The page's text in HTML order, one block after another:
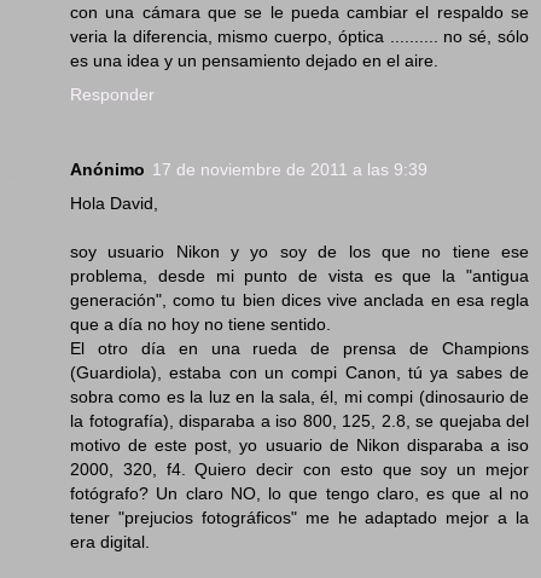
con una cámara que se le pueda cambiar el respaldo se
veria la diferencia, mismo cuerpo, óptica .......... no sé, sólo
es una idea y un pensamiento dejado en el aire.
Responder
Anónimo 17 de noviembre de 2011 a las 9:39
Hola David,
soy usuario Nikon y yo soy de los que no tiene ese
problema, desde mi punto de vista es que la "antigua
generación", como tu bien dices vive anclada en esa regla
que a día no hoy no tiene sentido.
El otro día en una rueda de prensa de Champions
(Guardiola), estaba con un compi Canon, tú ya sabes de
sobra como es la luz en la sala, él, mi compi (dinosaurio de
la fotografía), disparaba a iso 800, 125, 2.8, se quejaba del
motivo de este post, yo usuario de Nikon disparaba a iso
2000, 320, f4. Quiero decir con esto que soy un mejor
fotógrafo? Un claro NO, lo que tengo claro, es que al no
tener "prejucios fotográficos" me he adaptado mejor a la
era digital.